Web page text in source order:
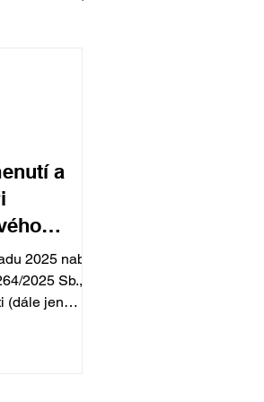
a
2025 Sb., o
(dále jen